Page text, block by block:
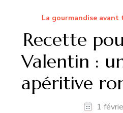
La gourmandise avant
Recette
Valentin :
apéritive
1